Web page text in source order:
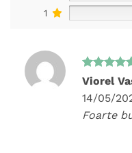
1
Evaluat la
Viorel
14/05/
Foarte